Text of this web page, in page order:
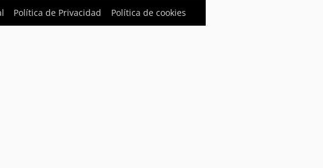
Política de Privacidad Política de cookies